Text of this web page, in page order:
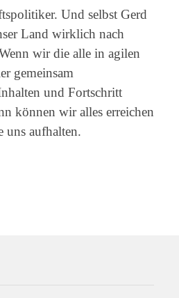
Und selbst Gerd
Land wirklich nach
wir die alle in agilen
gemeinsam
und Fortschritt
können wir alles erreichen
uns aufhalten.